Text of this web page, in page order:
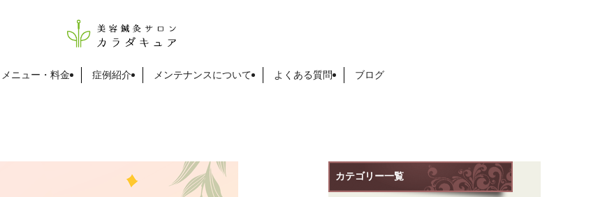
メニュー・料金 症例紹介 メンテナンスについて よくある質問 ブログ
カテゴリー一覧